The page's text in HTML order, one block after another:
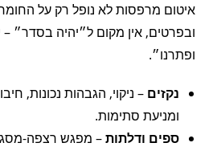
איטום מרפסות לא נופל רק על
ובפרטים, אין מקום ל״יהיה בסדר״
ופתרנו״.
נקזים – ניקוי, הגבהות נכונות,
ומניעת סתימות.
ספים ודלתות– מפגש רצפה-